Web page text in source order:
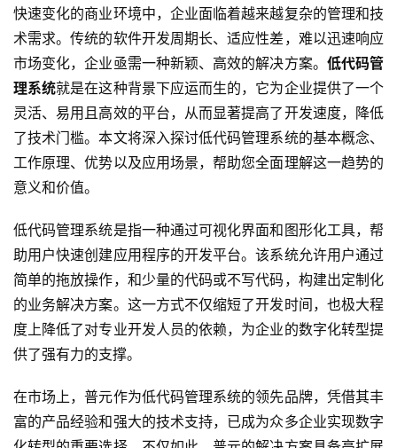
快速变化的商业环境中，企业面临着越来越复杂的管理和技
术需求。传统的软件开发周期长、适应性差，难以迅速响应
市场变化，企业亟需一种新颖、高效的解决方案。 低代码管
理系统就是在这种背景下应运而生的，它为企业提供了一个
灵活、易用且高效的平台，从而显著提高了开发速度，降低
了技术门槛。本文将深入探讨低代码管理系统的基本概念、
工作原理、优势以及应用场景，帮助您全面理解这一趋势的
意义和价值。
低代码管理系统是指一种通过可视化界面和图形化工具，帮
助用户快速创建应用程序的开发平台。该系统允许用户通过
简单的拖放操作，和少量的代码或不写代码，构建出定制化
的业务解决方案。这一方式不仅缩短了开发时间，也极大程
度上降低了对专业开发人员的依赖，为企业的数字化转型提
供了强有力的支撑。
在市场上，普元作为低代码管理系统的领先品牌，凭借其丰
富的产品经验和强大的技术支持，已成为众多企业实现数字